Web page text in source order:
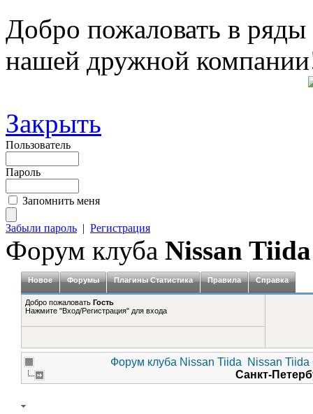
Добро пожаловать в ряды
нашей дружной
Закрыть
Пользователь
Пароль
Запомнить меня
Забыли пароль | Регистрация
Форум клуба Nissan Tiida
Новое Форумы Плагины Статистика Правила Справка
Добро пожаловать Гость
Нажмите "Вход/Регистрация" для входа
Форум клуба Nissan Tiida
Nissan Tiida
Санкт-